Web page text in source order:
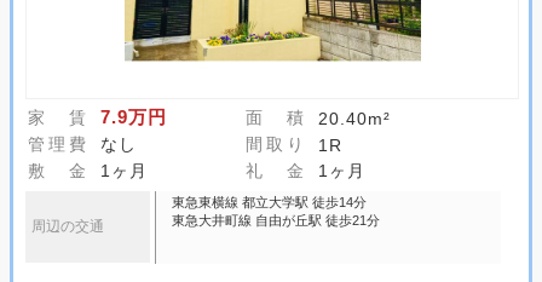
家 賃 7.9万円 面 積
20.40m²
管理費
なし 間取り
1R
敷 金
1ヶ月 礼 金 1ヶ月
周辺の交通
東急東横線 都立大学駅 徒歩14分
東急大井町線 自由が丘駅 徒歩21分